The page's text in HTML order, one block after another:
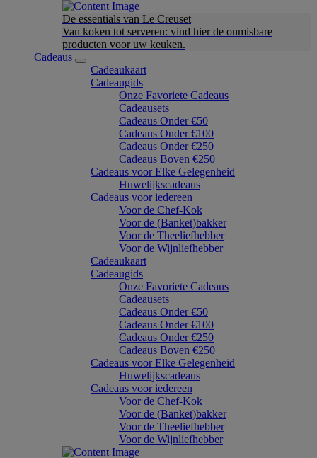
De essentials van Le Creuset
Van koken tot serveren: vind hier de onmisbare
producten voor uw keuken.
Cadeaus
Cadeaukaart
Cadeaugids
Onze Favoriete Cadeaus
Cadeausets
Cadeaus Onder €50
Cadeaus Onder €100
Cadeaus Onder €250
Cadeaus Boven €250
Cadeaus voor Elke Gelegenheid
Huwelijkscadeaus
Cadeaus voor iedereen
Voor de Chef-Kok
Voor de (Banket)bakker
Voor de Theeliefhebber
Voor de Wijnliefhebber
Cadeaukaart
Cadeaugids
Onze Favoriete Cadeaus
Cadeausets
Cadeaus Onder €50
Cadeaus Onder €100
Cadeaus Onder €250
Cadeaus Boven €250
Cadeaus voor Elke Gelegenheid
Huwelijkscadeaus
Cadeaus voor iedereen
Voor de Chef-Kok
Voor de (Banket)bakker
Voor de Theeliefhebber
Voor de Wijnliefhebber